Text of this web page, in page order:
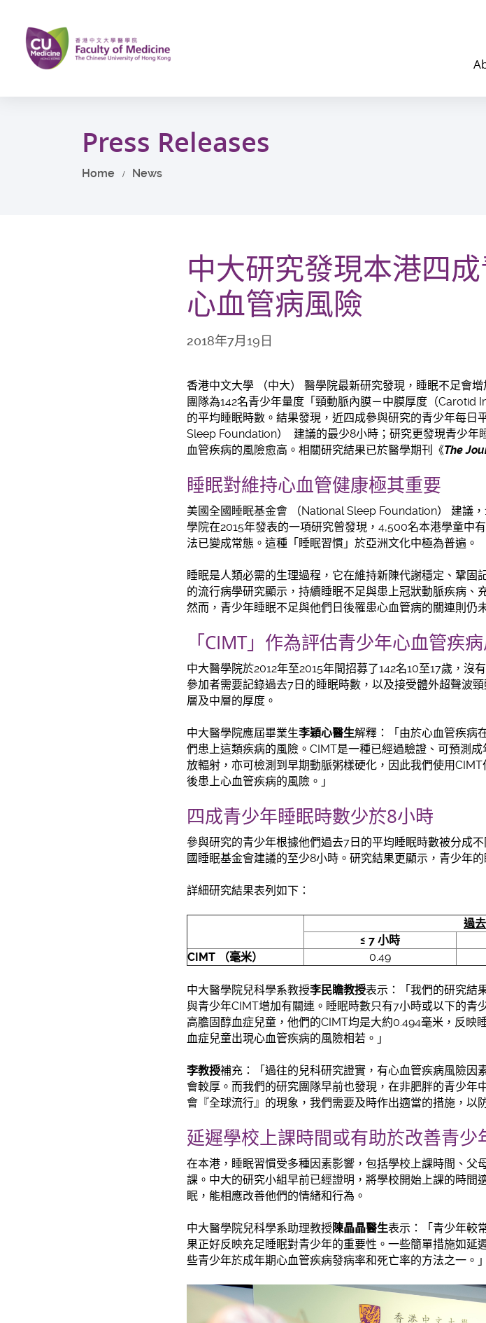
main
content
Press Releases
Home News
中大研究發現本港四
心血管病風險
2018年7月19日
香港中文大學 （中大） 醫學院最新研究發現，睡眠不足會
團隊為142名青少年量度「頸動脈內膜－中膜厚度（
的平均睡眠時數。結果發現，近四成參與研究的青少年每
Sleep Foundation） 建議的最少8小時；研究更發現青少年
血管疾病的風險愈高。相關研究結果已於醫學期刊《The
睡眠對維持心血管健康極其重要
美國全國睡眠基金會 （National Sleep Foundation） 建議
學院在2015年發表的一項研究曾發現，4,500名本港學童中
法已變成常態。這種「睡眠習慣」於亞洲文化中極為普遍。
睡眠是人類必需的生理過程，它在維持新陳代謝穩定、鞏
的流行病學研究顯示，持續睡眠不足與患上冠狀動脈疾病、
然而，青少年睡眠不足與他們日後罹患心血管病的關連則仍
「CIMT」作為評估青少年心血管疾
中大醫學院於2012年至2015年間招募了142名10至17歲，沒
參加者需要記錄過去7日的睡眠時數，以及接受體外超聲波
層及中層的厚度。
中大醫學院應屆畢業生李穎心醫生解釋：「由於心血管疾病
們患上這類疾病的風險。CIMT是一種已經過驗證、可預測
放輻射，亦可檢測到早期動脈粥樣硬化，因此我們使用
後患上心血管疾病的風險。」
四成青少年睡眠時數少於8小時
參與研究的青少年根據他們過去7日的平均睡眠時數被分成
國睡眠基金會建議的至少8小時。研究結果更顯示，青少年
詳細研究結果表列如下：
過去
≤ 7 小時
CIMT
（毫米） 0.49
中大醫學院兒科學系教授李民瞻教授表示：「我們的研究結
與青少年CIMT增加有關連。睡眠時數只有7小時或以下的青
高膽固醇血症兒童，他們的CIMT均是大約0.494毫米，反
血症兒童出現心血管疾病的風險相若。」
李教授補充：「過往的兒科研究證實，有心血管疾病風險因
會較厚。而我們的研究團隊早前也發現，在非肥胖的青少年
會『全球流行』的現象，我們需要及時作出適當的措施，以
延遲學校上課時間或有助於改善青少
在本港，睡眠習慣受多種因素影響，包括學校上課時間、父
課。中大的研究小組早前已經證明，將學校開始上課的時間
眠，能相應改善他們的情緒和行為。
中大醫學院兒科學系助理教授陳晶晶醫生表示：「青少年較
果正好反映充足睡眠對青少年的重要性。一些簡單措施如
些青少年於成年期心血管疾病發病率和死亡率的方法之一。」